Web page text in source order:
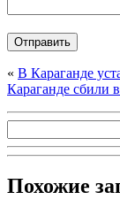
« В Караганде
Караганде сбили
Похожие